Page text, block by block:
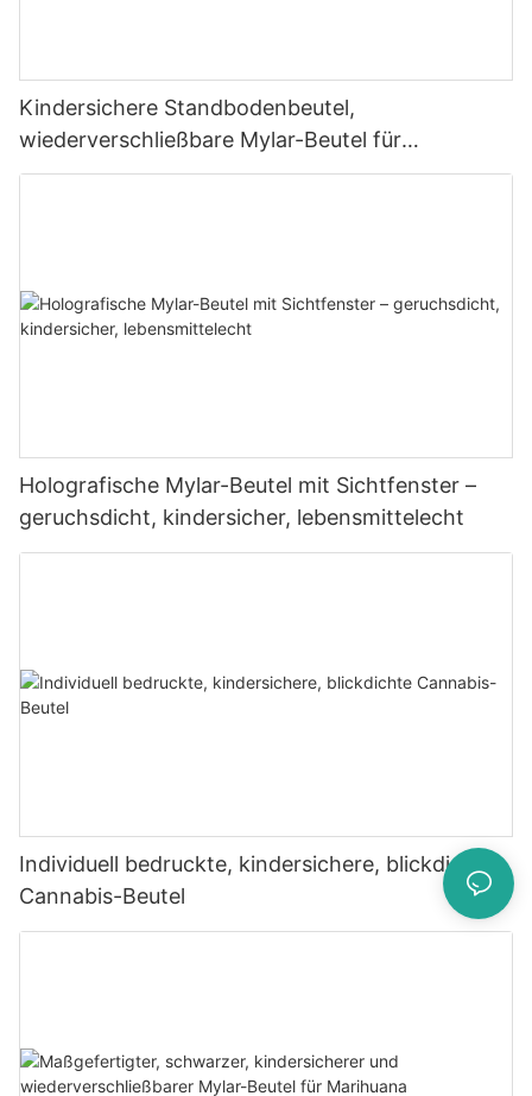
Kindersichere Standbodenbeutel,
wiederverschließbare Mylar-Beutel für
Süßigkeiten und Tee
Holografische Mylar-Beutel mit Sichtfenster –
geruchsdicht, kindersicher, lebensmittelecht
Individuell bedruckte, kindersichere, blickdichte
Cannabis-Beutel